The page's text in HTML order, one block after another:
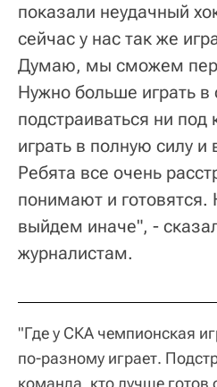
показали неудачный
сейчас у нас так же
Думаю, мы сможем
Нужно больше играть в
подстраиваться ни под
играть в полную силу и
Ребята все очень
понимают и
выйдем иначе", -
журналистам.
"Где у СКА чемпионская
по-разному играет.
команда, кто лучше готов